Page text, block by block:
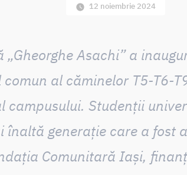
12 noiembrie 2024
Asachi” a
al căminelor T5-T6-
campusului. Studenții
înaltă generație care a fost
Comunitară Iași,